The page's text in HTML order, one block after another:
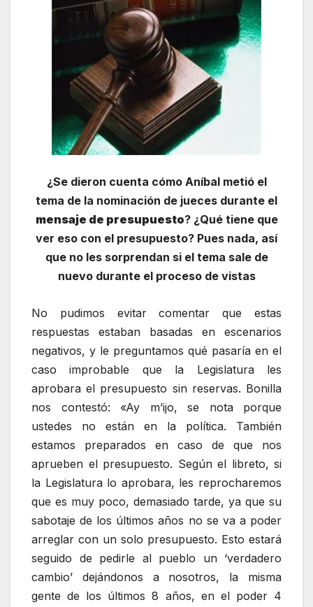
¿Se dieron cuenta cómo Aníbal metió el
tema de la nominación de jueces durante el
mensaje de presupuesto? ¿Qué tiene que
ver eso con el presupuesto? Pues nada, así
que no les sorprendan si el tema sale de
nuevo durante el proceso de vistas
No pudimos evitar comentar que estas
respuestas estaban basadas en escenarios
negativos, y le preguntamos qué pasaría en el
caso improbable que la Legislatura les
aprobara el presupuesto sin reservas. Bonilla
nos contestó: «Ay m’ijo, se nota porque
ustedes no están en la política. También
estamos preparados en caso de que nos
aprueben el presupuesto. Según el libreto, si
la Legislatura lo aprobara, les reprocharemos
que es muy poco, demasiado tarde, ya que su
sabotaje de los últimos años no se va a poder
arreglar con un solo presupuesto. Esto estará
seguido de pedirle al pueblo un ‘verdadero
cambio’ dejándonos a nosotros, la misma
gente de los últimos 8 años, en el poder 4